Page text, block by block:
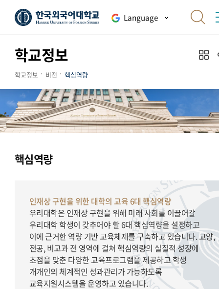
Language
학교정보
학교정보 비전 핵심역량
핵심역량
인재상 구현을 위한 대학의 교육 6대 핵심역량
우리대학은 인재상 구현을 위해 미래 사회를 이끌어갈
우리대학 학생이 갖추어야 할 6대 핵심역량을 설정하고
이에 근거한 역량 기반 교육체제를 구축하고 있습니다. 교양,
전공, 비교과 전 영역에 걸쳐 핵심역량의 실질적 성장에
초점을 맞춘 다양한 교육프로그램을 제공하고 학생
개개인의 체계적인 성과관리가 가능하도록
교육지원시스템을 운영하고 있습니다.